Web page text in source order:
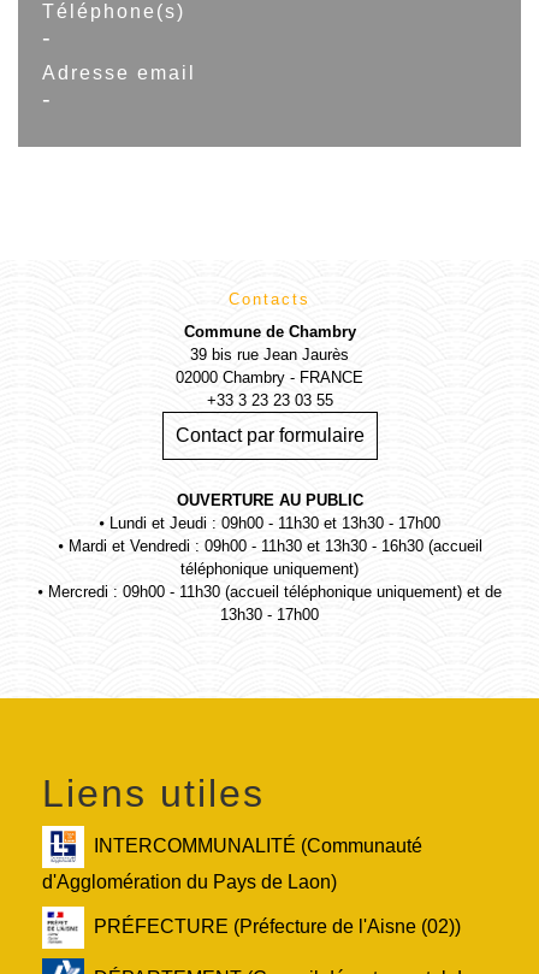
Téléphone(s)
-
Adresse email
-
Contacts
Commune de Chambry
39 bis rue Jean Jaurès
02000 Chambry - FRANCE
+33 3 23 23 03 55
Contact par formulaire
OUVERTURE AU PUBLIC
⦁ Lundi et Jeudi : 09h00 - 11h30 et 13h30 - 17h00
⦁ Mardi et Vendredi : 09h00 - 11h30 et 13h30 - 16h30 (accueil
téléphonique uniquement)
⦁ Mercredi : 09h00 - 11h30 (accueil téléphonique uniquement) et de
13h30 - 17h00
Liens utiles
INTERCOMMUNALITÉ (Communauté
d'Agglomération du Pays de Laon)
PRÉFECTURE (Préfecture de l'Aisne (02))